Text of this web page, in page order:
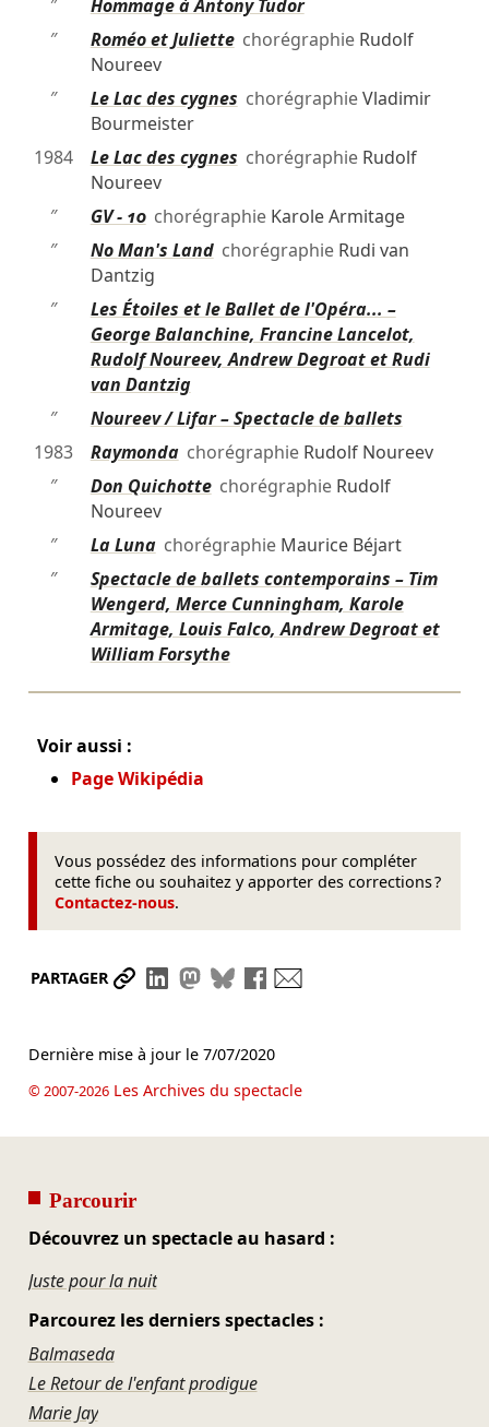
″
Hommage à Antony Tudor
″
Roméo et Juliettechorégraphie Rudolf
Noureev
″
Le Lac des cygnes chorégraphieVladimir
Bourmeister
1984
Le Lac des cygnes chorégraphie Rudolf
Noureev
″
GV - 10chorégraphie Karole Armitage
″
No Man's Landchorégraphie Rudi van
Dantzig
″
Les Étoiles et le Ballet de l'Opéra... –
George Balanchine, Francine Lancelot,
Rudolf Noureev, Andrew Degroat et Rudi
van Dantzig
″
Noureev / Lifar – Spectacle de ballets
1983
Raymondachorégraphie Rudolf Noureev
″
Don Quichottechorégraphie Rudolf
Noureev
″
La Lunachorégraphie Maurice Béjart
″
Spectacle de ballets contemporains – Tim
Wengerd, Merce Cunningham, Karole
Armitage, Louis Falco, Andrew Degroat et
William Forsythe
Voir aussi :
Page Wikipédia
Vous possédez des informations pour compléter
cette fiche ou souhaitez y apporter des corrections ?
Contactez-nous.
PARTAGER Partager le lien
Partager sur LinkedIn
Partager sur Mastodon
Partager sur Bluesky
Partager sur Facebook
Dernière mise à jour le 7/07/2020
© 2007-2026Les Archives du spectacle
Parcourir
Découvrez un spectacle au hasard :
Juste pour la nuit
Parcourez les derniers spectacles :
Balmaseda
Le Retour de l'enfant prodigue
Marie Jay